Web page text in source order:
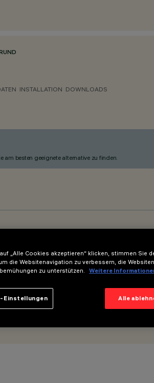
INSTALLATION DOWNLOADS
besten geeignete alternative zu finden.
Optik - UGR<19
„Alle Cookies akzeptieren“ klicken, stimmen Sie
die Websitenavigation zu verbessern, die
zu unterstützen.
Weitere
Alle
Einstellungen